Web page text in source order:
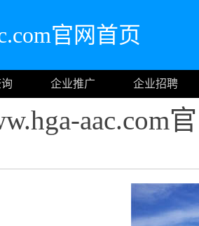
官网首页
企业推广 企业招聘
aac.com